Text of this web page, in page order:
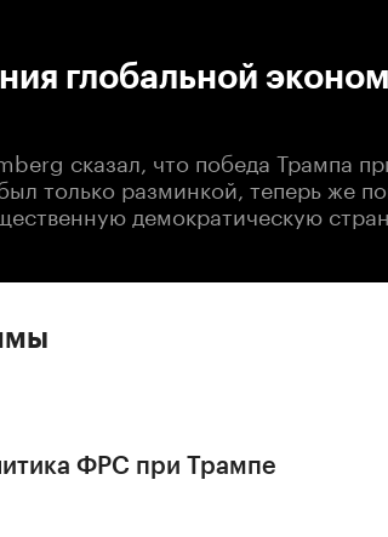
глобальной
сказал, что победа Трампа
только разминкой, теперь же
демократическую
ФРС при Трампе